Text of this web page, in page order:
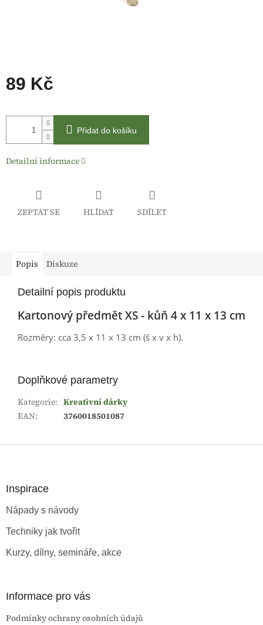
89 Kč
cena:
Přidat do košíku
Detailní informace
ZEPTAT SE HLÍDAT SDÍLET
Popis Diskuze
Detailní popis produktu
Kartonový předmět XS - kůň 4 x 11 x 13 cm
Rozměry: cca 3,5 x 11 x 13 cm (š x v x h).
Doplňkové parametry
Kategorie: Kreativní dárky
EAN: 3760018501087
Inspirace
Nápady s návody
Techniky jak tvořit
Kurzy, dílny, semináře, akce
Informace pro vás
Podmínky ochrany osobních údajů